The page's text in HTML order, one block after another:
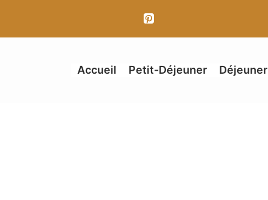
Accueil Petit-Déjeuner Déjeuner